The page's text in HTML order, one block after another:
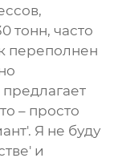
,
тонн, часто
переполнен
– просто
Я не буду
и